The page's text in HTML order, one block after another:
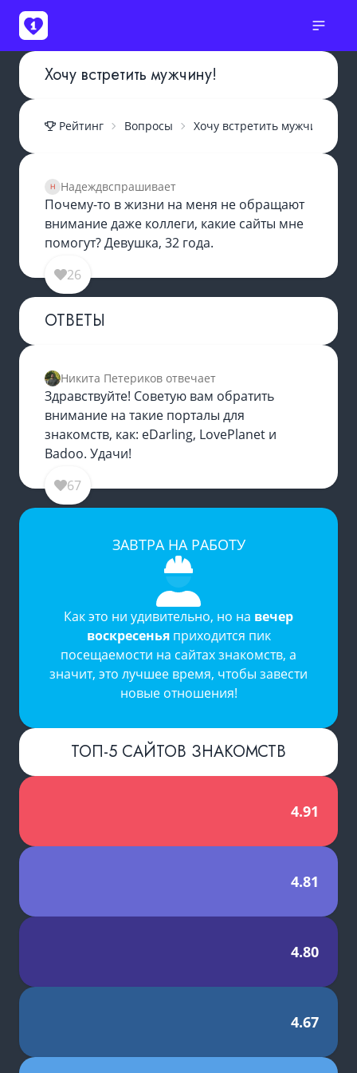
Хочу встретить мужчину!
Рейтинг Вопросы Хочу встретить мужчину!
Надеждвспрашивает
Почему-то в жизни на меня не обращают
внимание даже коллеги, какие сайты мне
помогут? Девушка, 32 года.
26
ОТВЕТЫ
Никита Петериков отвечает
Здравствуйте! Советую вам обратить
внимание на такие порталы для
знакомств, как: eDarling, LovePlanet и
Badoo. Удачи!
67
ЗАВТРА НА РАБОТУ
Как это ни удивительно, но на вечер
воскресеньяприходится пик
посещаемости на сайтах знакомств, а
значит, это лучшее время, чтобы завести
новые отношения!
ТОП-5 САЙТОВ ЗНАКОМСТВ
4.91
4.81
4.80
4.67